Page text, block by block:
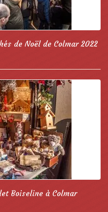
de Noël de Colmar 2022
Boiseline à Colmar